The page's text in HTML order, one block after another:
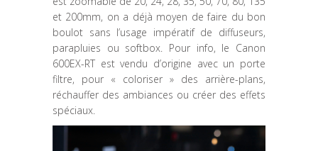
et 200mm, on a déjà moyen de faire du bon
boulot sans l’usage impératif de diffuseurs,
parapluies ou softbox. Pour info, le Canon
600EX-RT est vendu d’origine avec un porte
filtre, pour « coloriser » des arrière-plans,
réchauffer des ambiances ou créer des effets
spéciaux.